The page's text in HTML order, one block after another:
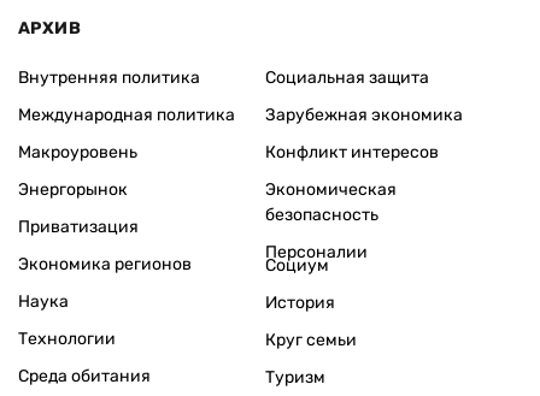
АРХИВ
Внутренняя политика
Международная политика
Макроуровень
Энергорынок
Приватизация
Экономика регионов
Социальная защита
Зарубежная экономика
Конфликт интересов
Экономическая
безопасность
Персоналии
Наука
Технологии
Среда обитания
Социум
История
Круг семьи
Туризм